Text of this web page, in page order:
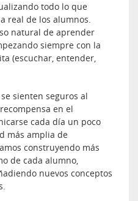
todo lo que
real de los alumnos.
natural de aprender
siempre con la
(escuchar, entender,
sienten seguros al
en el
cada día un poco
más amplia de
construyendo más
de cada alumno,
nuevos conceptos